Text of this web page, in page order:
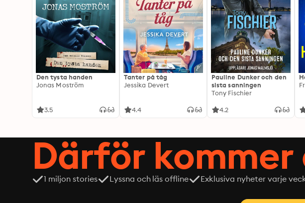
Den tysta handen
Jonas Moström
3.5
Tanter på tåg
Jessika Devert
4.4
Pauline Dunker och den
sista sanningen
Tony Fischier
4.2
Därför
1 miljon stories Lyssna och läs offline Exklusiva nyheter varje